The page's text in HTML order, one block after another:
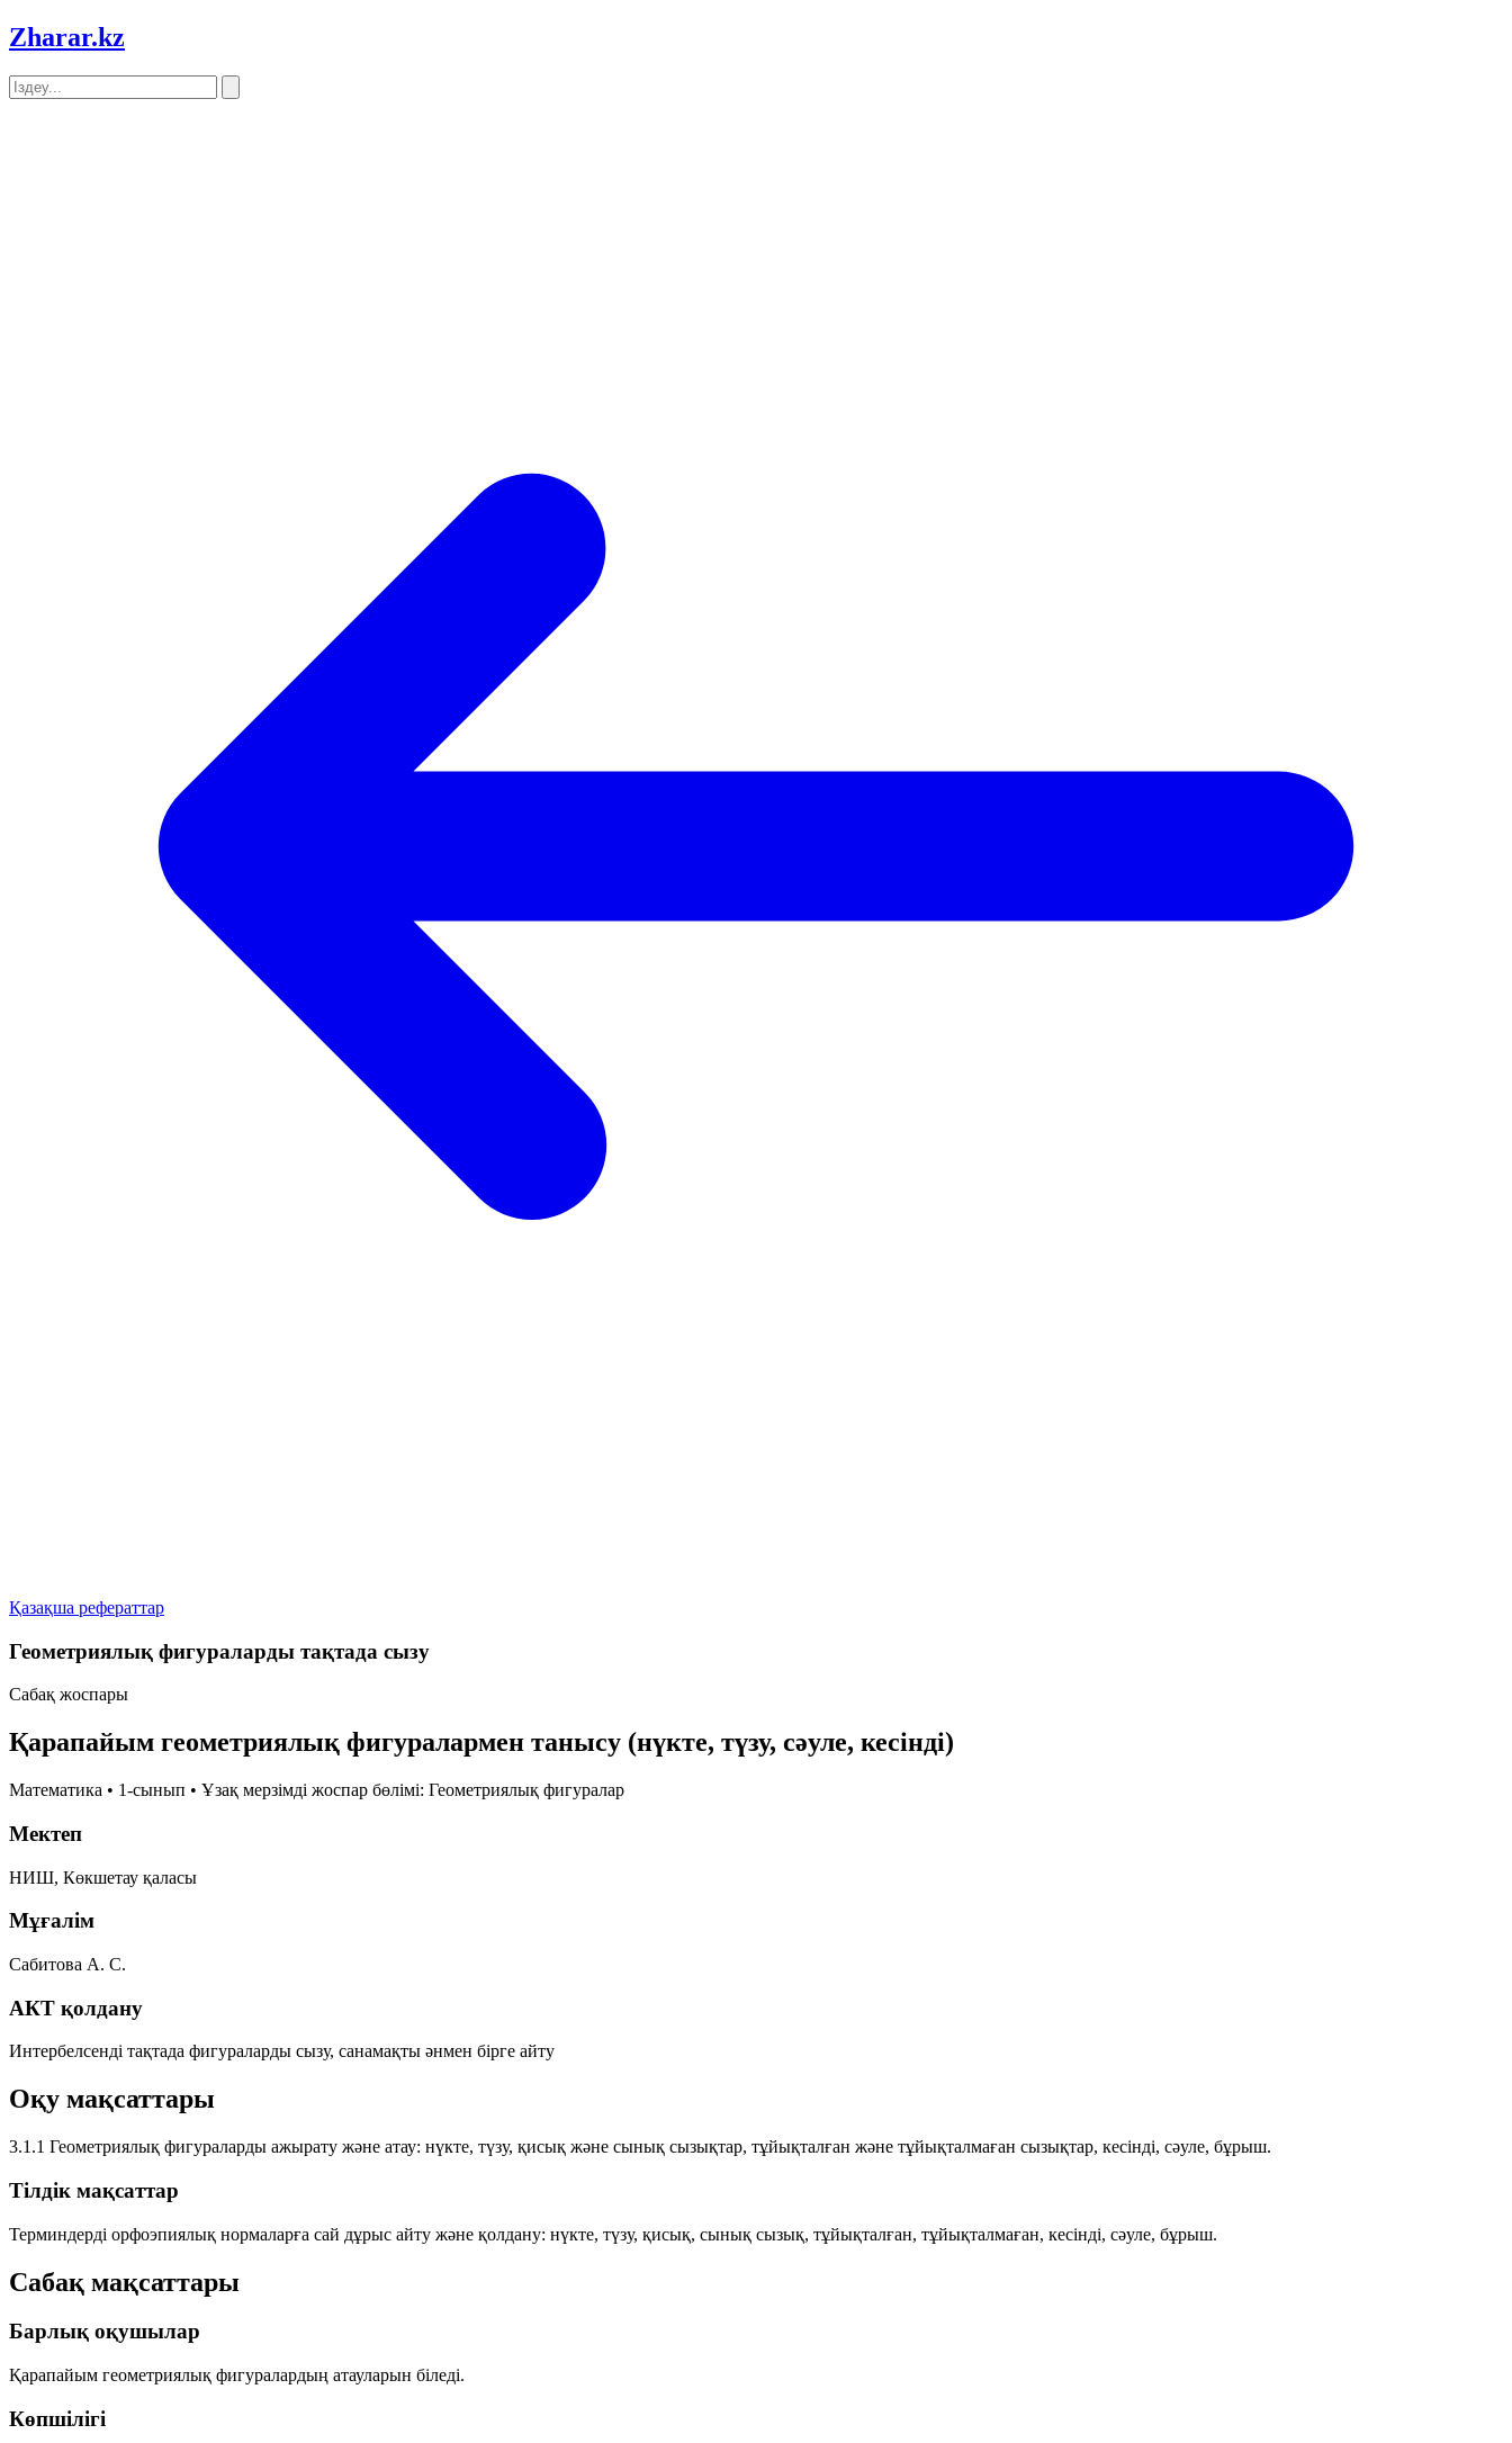
Zharar.kz
Қазақша рефераттар
Геометриялық фигураларды тақтада сызу
Сабақ жоспары
Қарапайым геометриялық фигуралармен танысу (нүкте, түзу, сәуле, кесінді)
Математика • 1-сынып • Ұзақ мерзімді жоспар бөлімі: Геометриялық фигуралар
Мектеп
НИШ, Көкшетау қаласы
Мұғалім
Сабитова А. С.
АКТ қолдану
Интербелсенді тақтада фигураларды сызу, санамақты әнмен бірге айту
Оқу мақсаттары
3.1.1 Геометриялық фигураларды ажырату және атау: нүкте, түзу, қисық және сынық сызықтар, тұйықталған және тұйықталмаған сызықтар, кесінді, сәуле, бұрыш.
Тілдік мақсаттар
Терминдерді орфоэпиялық нормаларға сай дұрыс айту және қолдану: нүкте, түзу, қисық, сынық сызық, тұйықталған, тұйықталмаған, кесінді, сәуле, бұрыш.
Сабақ мақсаттары
Барлық оқушылар
Қарапайым геометриялық фигуралардың атауларын біледі.
Көпшілігі